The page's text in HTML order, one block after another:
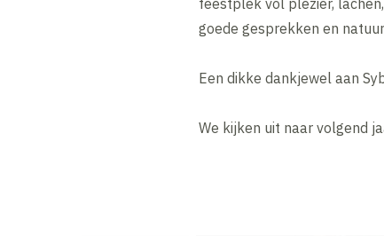
feestplek vol plezier,
goede gesprekken en
Een dikke dankjewel aan
We kijken uit naar volgend